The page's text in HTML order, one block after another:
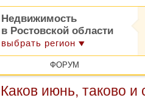
Недвижимость
в Ростовской области
выбрать регион
ФОРУМ
Каков июнь, таково и